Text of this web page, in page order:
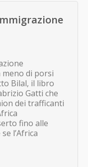
meno di porsi
Bilal, il libro
Gatti che
dei trafficanti
fino alle
l’Africa